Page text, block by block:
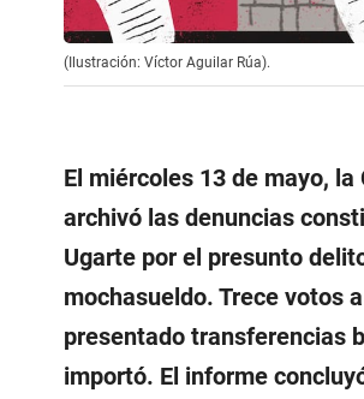
(Ilustración: Víctor Aguilar Rúa).
El miércoles 13 de mayo,
archivó las denuncias
Ugarte por el presunto
mochasueldo. Trece votos
presentado transferencias
importó. El informe